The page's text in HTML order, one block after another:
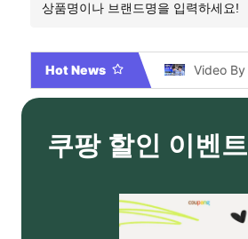
Hot News
쿠팡 할인 이벤트